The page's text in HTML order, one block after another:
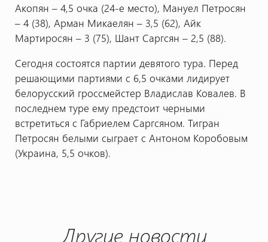
Акопян – 4,5 очка (24-е место), Мануел Петросян
– 4 (38), Арман Микаелян – 3,5 (62), Айк
Мартиросян – 3 (75), Шант Саргсян – 2,5 (88).
Сегодня состоятся партии девятого тура. Перед
решающими партиями с 6,5 очками лидирует
белорусский гроссмейстер Владислав Ковалев. В
последнем туре ему предстоит черными
встретиться с Габриелем Саргсяном. Тигран
Петросян белыми сыграет с Антоном Коробовым
(Украина, 5,5 очков).
Другие новости